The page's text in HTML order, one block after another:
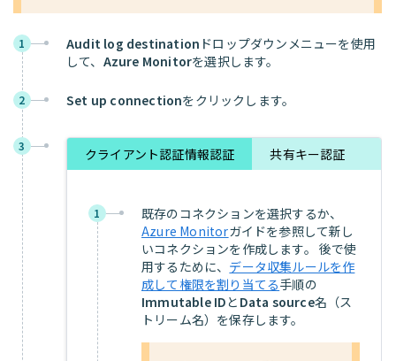
1 Audit log destination ドロップダウンメニューを使用
して、 Azure Monitorを選択します。
2 Set up connectionをクリックします。
3 クライアント認証情報認証 共有キー認証
1
既存のコネクションを選択するか、
Azure Monitorガイドを参照して新し
いコネクションを作成します。 後で使
用するために、 データ収集ルールを作
成して権限を割り当てる手順の
Immutable IDと Data source名（ス
トリーム名）を保存します。